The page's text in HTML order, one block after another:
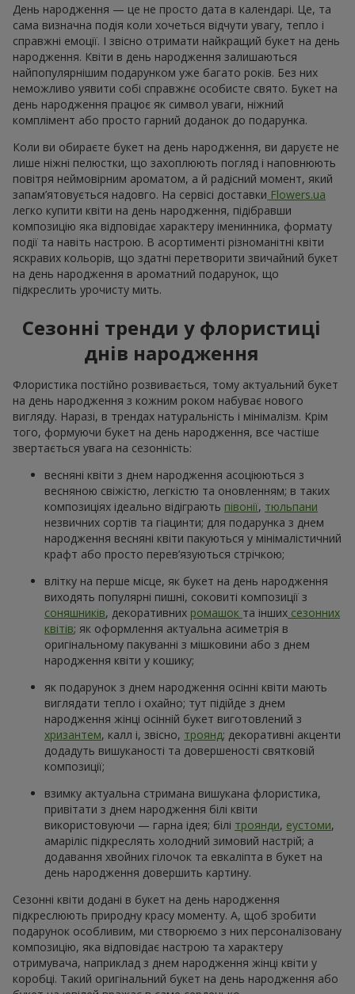
День народження — це не просто дата в календарі. Це, та
сама визначна подія коли хочеться відчути увагу, тепло і
справжні емоції. І звісно отримати найкращий букет на день
народження. Квіти в день народження залишаються
найпопулярнішим подарунком уже багато років. Без них
неможливо уявити собі справжнє особисте свято. Букет на
день народження працює як символ уваги, ніжний
комплімент або просто гарний доданок до подарунка.
Коли ви обираєте букет на день народження, ви даруєте не
лише ніжні пелюстки, що захоплюють погляд і наповнюють
повітря неймовірним ароматом, а й радісний момент, який
запам’ятовується надовго. На сервісі доставки Flowers.ua
легко купити квіти на день народження, підібравши
композицію яка відповідає характеру іменинника, формату
події та навіть настрою. В асортименті різноманітні квіти
яскравих кольорів, що здатні перетворити звичайний букет
на день народження в ароматний подарунок, що
підкреслить урочисту мить.
Сезонні тренди у флористиці
днів народження
Флористика постійно розвивається, тому актуальний букет
на день народження з кожним роком набуває нового
вигляду. Наразі, в трендах натуральність і мінімалізм. Крім
того, формуючи букет на день народження, все частіше
звертається увага на сезонність:
весняні квіти з днем народження асоціюються з
весняною свіжістю, легкістю та оновленням; в таких
композиціях ідеально відіграють півонії, тюльпани
незвичних сортів та гіацинти; для подарунка з днем
народження весняні квіти пакуються у мінімалістичний
крафт або просто перев’язуються стрічкою;
влітку на перше місце, як букет на день народження
виходять популярні пишні, соковиті композиції з
соняшників, декоративних ромашок та інших сезонних
квітів; як оформлення актуальна асиметрія в
оригінальному пакуванні з мішковини або з днем
народження квіти у кошику;
як подарунок з днем народження осінні квіти мають
виглядати тепло і охайно; тут підійде з днем
народження жінці осінній букет виготовлений з
хризантем, калл і, звісно, троянд; декоративні акценти
додадуть вишуканості та довершеності святковій
композиції;
взимку актуальна стримана вишукана флористика,
привітати з днем народження білі квіти
використовуючи — гарна ідея; білі троянди, еустоми,
амаріліс підкреслять холодний зимовий настрій; а
додавання хвойних гілочок та евкаліпта в букет на
день народження довершить картину.
Сезонні квіти додані в букет на день народження
підкреслюють природну красу моменту. А, щоб зробити
подарунок особливим, ми створюємо з них персоналізовану
композицію, яка відповідає настрою та характеру
отримувача, наприклад з днем народження жінці квіти у
коробці. Такий оригінальний букет на день народження або